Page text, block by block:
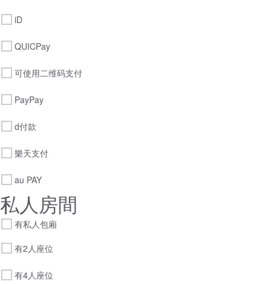
iD
QUICPay
可使用二维码支付
PayPay
d付款
樂天支付
au PAY
私人房間
有私人包廂
有2人座位
有4人座位